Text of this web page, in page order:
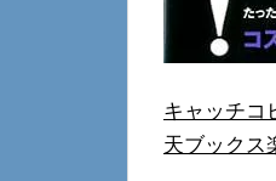
キャッチコ
天ブックス